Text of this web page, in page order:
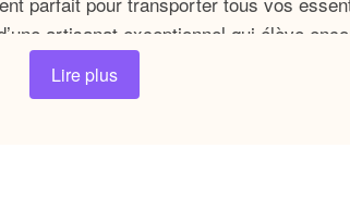
artisanat exceptionnel qui élève
Lire plus